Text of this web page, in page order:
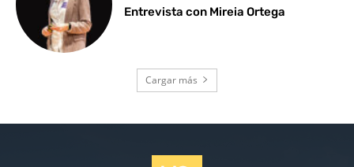
Entrevista con Mireia Ortega
Cargar más